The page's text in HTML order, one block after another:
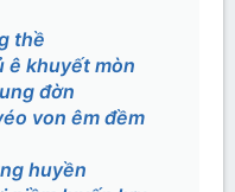
thề
ê khuyết mòn
đờn
von êm đềm
huyền